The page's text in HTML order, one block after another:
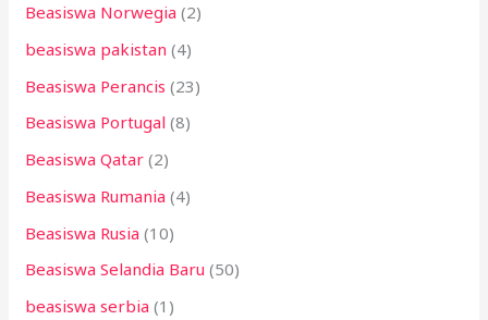
Beasiswa Norwegia (2)
beasiswa pakistan (4)
Beasiswa Perancis (23)
Beasiswa Portugal (8)
Beasiswa Qatar (2)
Beasiswa Rumania (4)
Beasiswa Rusia (10)
Beasiswa Selandia Baru (50)
beasiswa serbia (1)